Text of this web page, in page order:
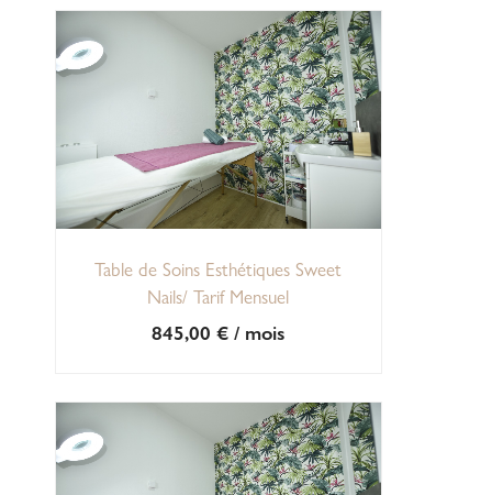
Table de Soins Esthétiques Sweet
Nails/ Tarif Mensuel
845,00 €/ mois